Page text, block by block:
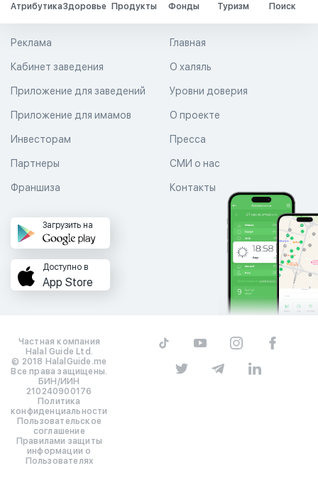
АтрибутикаЗдоровье Продукты Фонды Туризм Поиск
Главная
О халяль
Уровни доверия
Реклама
Кабинет заведения
Приложение для заведений
Приложение для имамов О проекте
Пресса
СМИ о нас
Контакты
Инвесторам
Партнеры
Франшиза
Загрузить на
Доступно в
App Store
Частная компания
Halal Guide Ltd.
© 2018 HalalGuide.me
Все права защищены.
БИН/ИИН
210240900176
Политика
конфиденциальности
Пользовательское
соглашение
Правилами защиты
информации о
Пользователях